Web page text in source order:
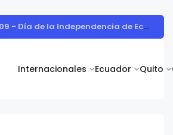
Internacionales Ecuador Quito
Vita Alimentos destaca el trabajo del campo como el primer paso hacia productos de excelencia.